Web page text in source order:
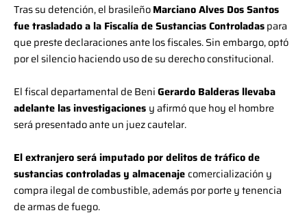
Tras su detención, el brasileñoMarciano Alves Dos Santos
fue trasladado a la Fiscalía de Sustancias Controladaspara
que preste declaraciones ante los fiscales. Sin embargo, optó
por el silencio haciendo uso de su derecho constitucional.
El fiscal departamental de BeniGerardo Balderas llevaba
adelante las investigaciones y afirmó que hoy el hombre
será presentado ante un juez cautelar.
El extranjero será imputado por delitos de tráfico de
sustancias controladas y almacenaje comercialización y
compra ilegal de combustible, además por porte y tenencia
de armas de fuego.